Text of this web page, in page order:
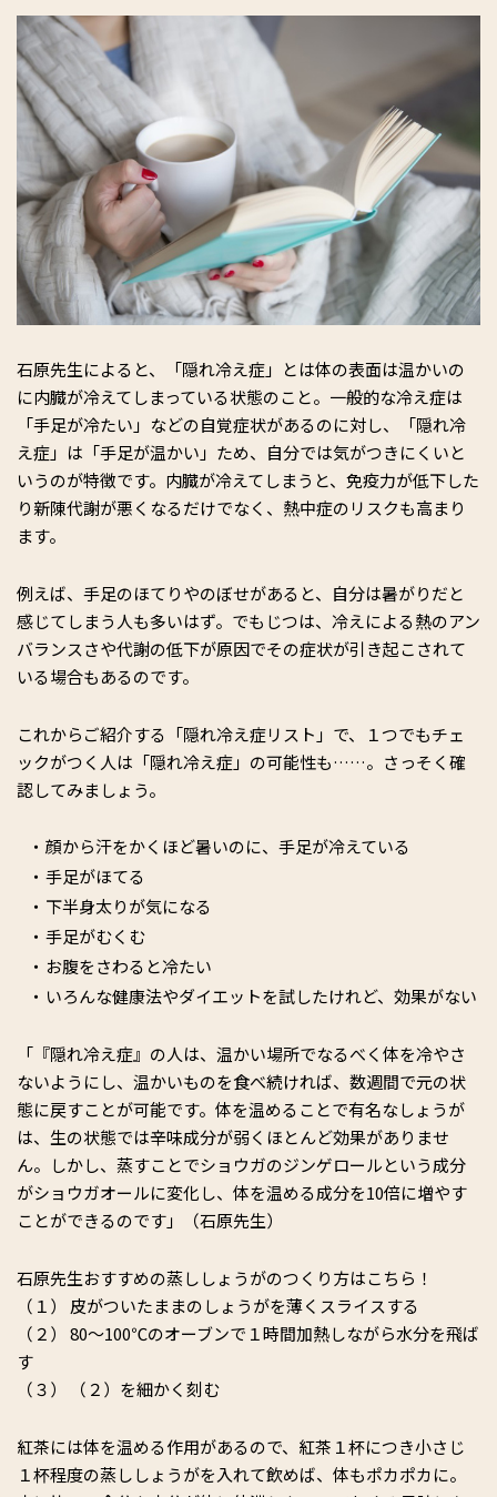
石原先生によると、「隠れ冷え症」とは体の表面は温かいの
に内臓が冷えてしまっている状態のこと。一般的な冷え症は
「手足が冷たい」などの自覚症状があるのに対し、「隠れ冷
え症」は「手足が温かい」ため、自分では気がつきにくいと
いうのが特徴です。内臓が冷えてしまうと、免疫力が低下した
り新陳代謝が悪くなるだけでなく、熱中症のリスクも高まり
ます。
例えば、手足のほてりやのぼせがあると、自分は暑がりだと
感じてしまう人も多いはず。でもじつは、冷えによる熱のアン
バランスさや代謝の低下が原因でその症状が引き起こされて
いる場合もあるのです。
これからご紹介する「隠れ冷え症リスト」で、１つでもチェ
ックがつく人は「隠れ冷え症」の可能性も……。さっそく確
認してみましょう。
顔から汗をかくほど暑いのに、手足が冷えている
手足がほてる
下半身太りが気になる
手足がむくむ
お腹をさわると冷たい
いろんな健康法やダイエットを試したけれど、効果がない
「『隠れ冷え症』の人は、温かい場所でなるべく体を冷やさ
ないようにし、温かいものを食べ続ければ、数週間で元の状
態に戻すことが可能です。体を温めることで有名なしょうが
は、生の状態では辛味成分が弱くほとんど効果がありませ
ん。しかし、蒸すことでショウガのジンゲロールという成分
がショウガオールに変化し、体を温める成分を10倍に増やす
ことができるのです」（石原先生）
石原先生おすすめの蒸ししょうがのつくり方はこちら！
（１） 皮がついたままのしょうがを薄くスライスする
（２） 80～100℃のオーブンで１時間加熱しながら水分を飛ば
す
（３） （２）を細かく刻む
紅茶には体を温める作用があるので、紅茶１杯につき小さじ
１杯程度の蒸ししょうがを入れて飲めば、体もポカポカに。